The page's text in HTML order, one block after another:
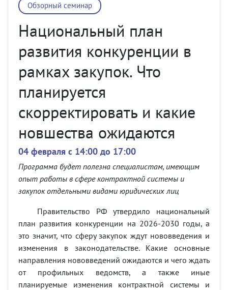
Обзорный семинар
Национальный план
развития конкуренции в
рамках закупок. Что
планируется
скорректировать и какие
новшества ожидаются
04 февраля c 14:00 до 17:00
Программа будет полезна специалистам, имеющим
опыт работы в сфере контрактной системы и
закупок отдельными видами юридических лиц
Правительство РФ утвердило национальный
план развития конкуренции на 2026-2030 годы, а
это значит, что сферу закупок ждут нововведения и
изменения в законодательстве. Какие основные
направления нововведений ожидаются и чего ждать
от профильных ведомств, а также иные
планируемые изменения контрактной системы и